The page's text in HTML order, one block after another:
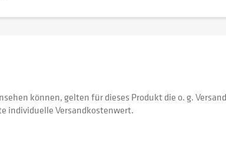
können, gelten für dieses Produkt die o. g.
individuelle Versandkostenwert.